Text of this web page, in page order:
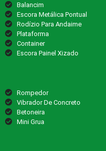
Balancim
Escora Metálica Pontual
Rodízio Para Andaime
Plataforma
Container
Escora Painel Xizado
Rompedor
Vibrador De Concreto
Betoneira
Mini Grua